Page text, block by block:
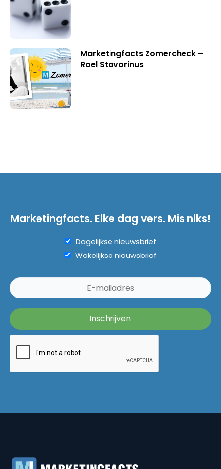
Marketingfacts Zomercheck –
Roel Stavorinus
Marketingfacts. Elke dag vers. Mis niks!
Dagelijkse nieuwsbrief
Wekelijkse nieuwsbrief